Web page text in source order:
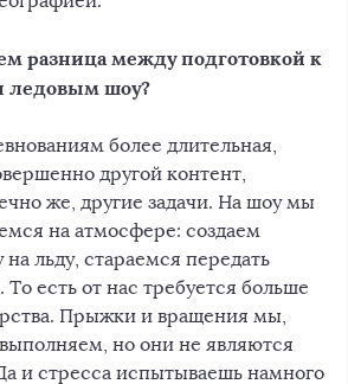
разница между подготовкой к
ледовым шоу?
более длительная,
другой контент,
же, другие задачи. На шоу мы
на атмосфере: создаем
льду, стараемся передать
есть от нас требуется больше
Прыжки и вращения мы,
но они не являются
и стресса испытываешь намного